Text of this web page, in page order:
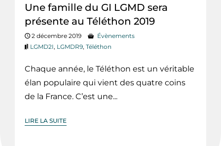
Une famille du GI LGMD sera
présente au Téléthon 2019
2 décembre 2019
Évènements
LGMD2I, LGMDR9, Téléthon
Chaque année, le Téléthon est un véritable
élan populaire qui vient des quatre coins
de la France. C’est une...
LIRE LA SUITE